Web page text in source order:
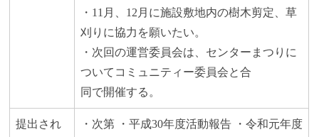
・11月、12月に施設敷地内の樹木剪定、草
刈りに協力を願いたい。
・次回の運営委員会は、センターまつりに
ついてコミュニティー委員会と合
同で開催する。
提出され
・次第 ・平成30年度活動報告 ・令和元年度